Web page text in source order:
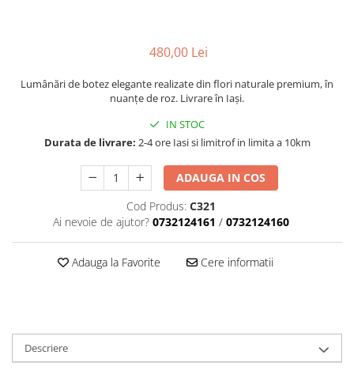
480,00 Lei
Lumânări de botez elegante realizate din flori naturale premium, în
nuanțe de roz. Livrare în Iași.
IN STOC
Durata de livrare: 2-4 ore Iasi si limitrof in limita a 10km
ADAUGA IN COS
Cod Produs: C321
Ai nevoie de ajutor? 0732124161 / 0732124160
Adauga la Favorite Cere informatii
Descriere